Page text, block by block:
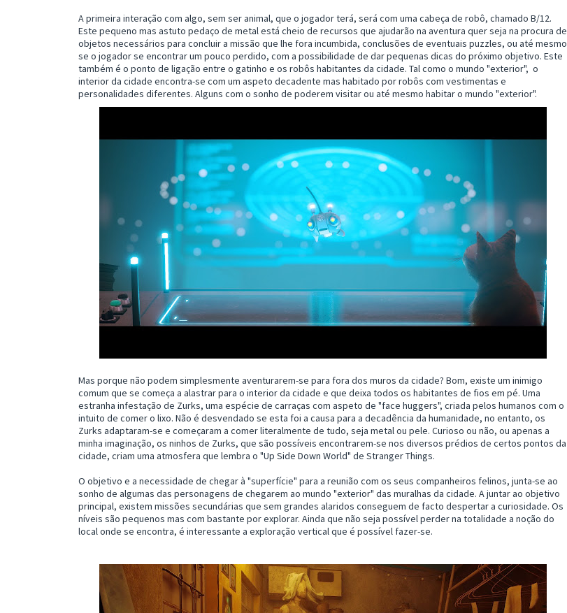
A primeira interação com algo, sem ser animal, que o jogador terá, será com uma cabeça de robô, chamado B/12.
Este pequeno mas astuto pedaço de metal está cheio de recursos que ajudarão na aventura quer seja na procura de
objetos necessários para concluir a missão que lhe fora incumbida, conclusões de eventuais puzzles, ou até mesmo
se o jogador se encontrar um pouco perdido, com a possibilidade de dar pequenas dicas do próximo objetivo. Este
também é o ponto de ligação entre o gatinho e os robôs habitantes da cidade. Tal como o mundo "exterior", o
interior da cidade encontra-se com um aspeto decadente mas habitado por robôs com vestimentas e
personalidades diferentes. Alguns com o sonho de poderem visitar ou até mesmo habitar o mundo "exterior".
Mas porque não podem simplesmente aventurarem-se para fora dos muros da cidade? Bom, existe um inimigo
comum que se começa a alastrar para o interior da cidade e que deixa todos os habitantes de fios em pé. Uma
estranha infestação de Zurks, uma espécie de carraças com aspeto de "face huggers", criada pelos humanos com o
intuito de comer o lixo. Não é desvendado se esta foi a causa para a decadência da humanidade, no entanto, os
Zurks adaptaram-se e começaram a comer literalmente de tudo, seja metal ou pele. Curioso ou não, ou apenas a
minha imaginação, os ninhos de Zurks, que são possíveis encontrarem-se nos diversos prédios de certos pontos da
cidade, criam uma atmosfera que lembra o "Up Side Down World" de Stranger Things.
O objetivo e a necessidade de chegar à "superfície" para a reunião com os seus companheiros felinos, junta-se ao
sonho de algumas das personagens de chegarem ao mundo "exterior" das muralhas da cidade. A juntar ao objetivo
principal, existem missões secundárias que sem grandes alaridos conseguem de facto despertar a curiosidade. Os
níveis são pequenos mas com bastante por explorar. Ainda que não seja possível perder na totalidade a noção do
local onde se encontra, é interessante a exploração vertical que é possível fazer-se.